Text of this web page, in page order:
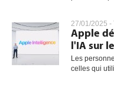
27/01/2025 -
Apple
l'IA sur
Les
celles qui